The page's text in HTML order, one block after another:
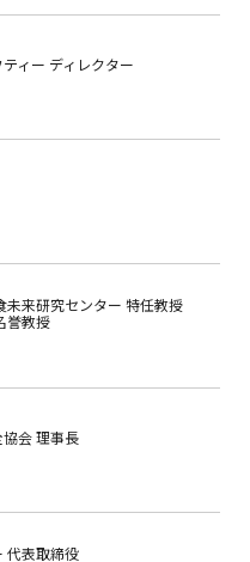
ィー ディレクター
未来研究センター 特任教授
誉教授
協会 理事長
代表取締役